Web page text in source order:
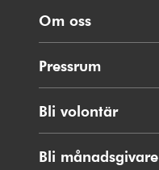
Om oss
Pressrum
Bli volontär
Bli månadsgivare